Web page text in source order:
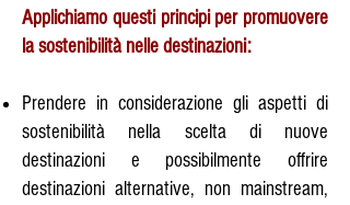
Applichiamo questi principi per promuovere
la sostenibilità nelle destinazioni:
Prendere in considerazione gli aspetti di
sostenibilità nella scelta di nuove
destinazioni e possibilmente offrire
destinazioni alternative, non mainstream,